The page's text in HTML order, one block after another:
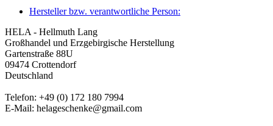
Hersteller bzw. verantwortliche Person:
HELA - Hellmuth Lang
Großhandel und Erzgebirgische Herstellung
Gartenstraße 88U
09474 Crottendorf
Deutschland
Telefon: +49 (0) 172 180 7994
E-Mail: helageschenke@gmail.com